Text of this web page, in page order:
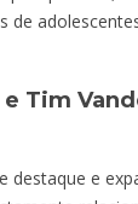
de
Tim
destaque e